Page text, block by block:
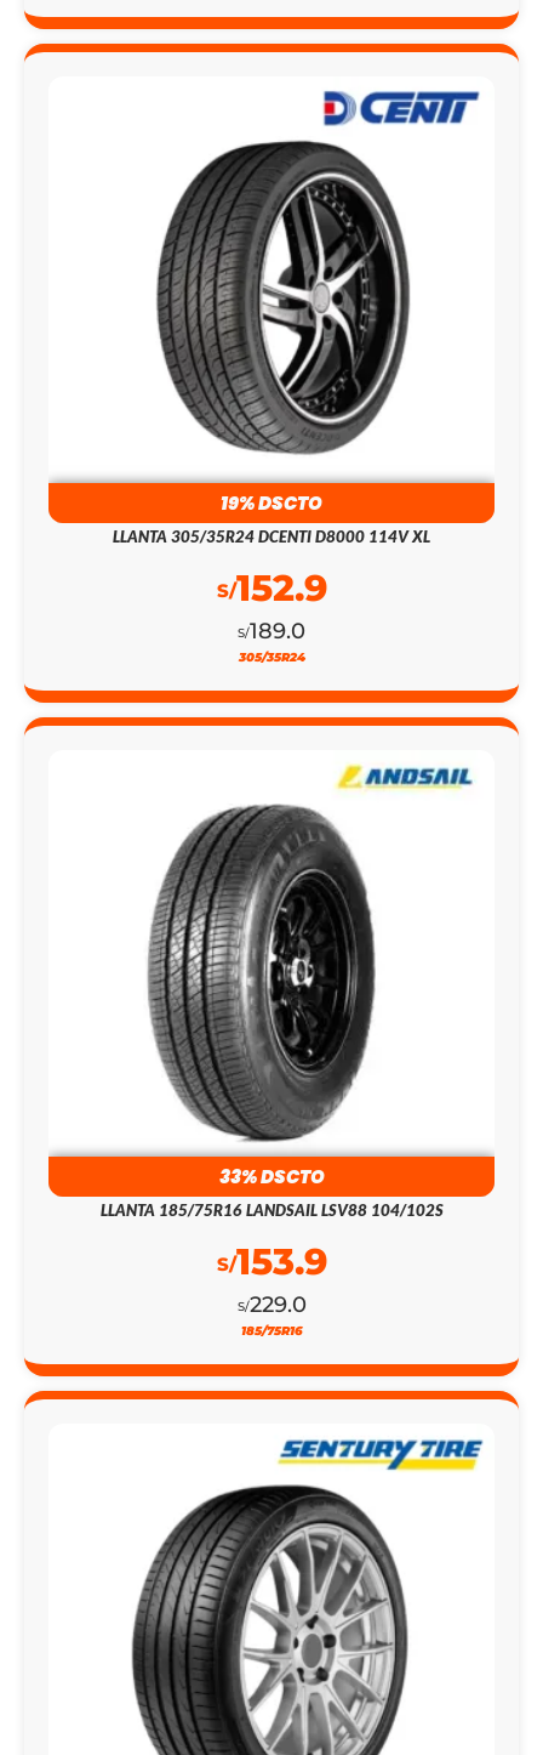
19% DSCTO
LLANTA 305/35R24 DCENTI D8000 114V XL
S/189.0
S/152.9
305/35R24
33% DSCTO
LLANTA 185/75R16 LANDSAIL LSV88 104/102S
S/229.0
S/153.9
185/75R16